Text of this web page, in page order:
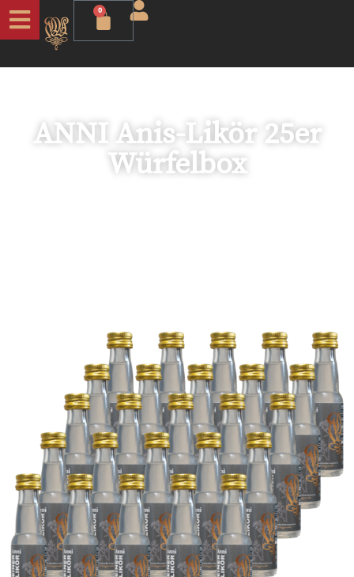
0
ANNI Anis-Likör 25er
Würfelbox